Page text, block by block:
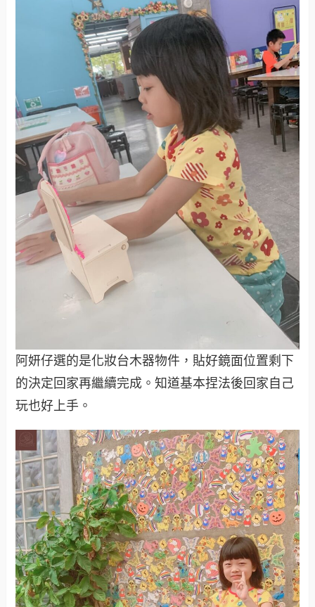
阿妍仔選的是化妝台木器物件，貼好鏡面位置剩下
的決定回家再繼續完成。知道基本捏法後回家自己
玩也好上手。